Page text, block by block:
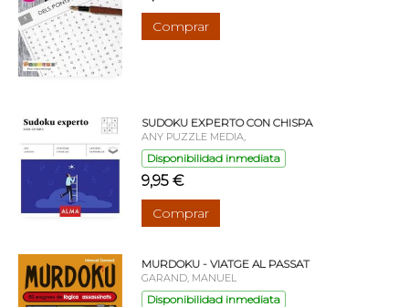
Comprar
SUDOKU EXPERTO CON CHISPA
ANY PUZZLE MEDIA,
Disponibilidad inmediata
9,95 €
Comprar
MURDOKU - VIATGE AL PASSAT
GARAND, MANUEL
Disponibilidad inmediata